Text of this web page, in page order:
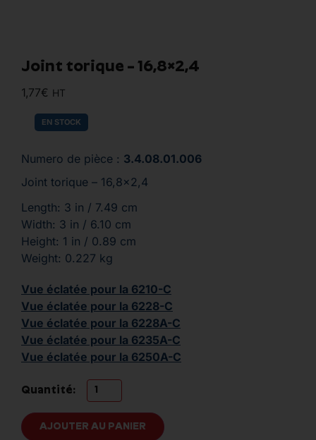
Joint torique – 16,8×2,4
1,77€ HT
EN STOCK
Numero de pièce : 3.4.08.01.006
Joint torique – 16,8×2,4
Length: 3 in / 7.49 cm
Width: 3 in / 6.10 cm
Height: 1 in / 0.89 cm
Weight: 0.227 kg
Vue éclatée pour la 6210-C
Vue éclatée pour la 6228-C
Vue éclatée pour la 6228A-C
Vue éclatée pour la 6235A-C
Vue éclatée pour la 6250A-C
Quantité:
AJOUTER AU PANIER